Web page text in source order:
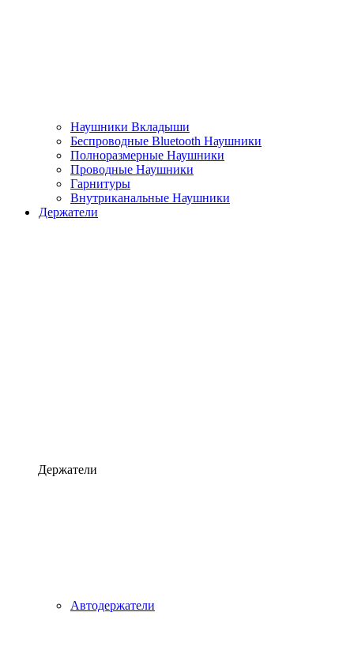
Наушники Вкладыши
Беспроводные Bluetooth Наушники
Полноразмерные Наушники
Проводные Наушники
Гарнитуры
Внутриканальные Наушники
Держатели
Держатели
Автодержатели